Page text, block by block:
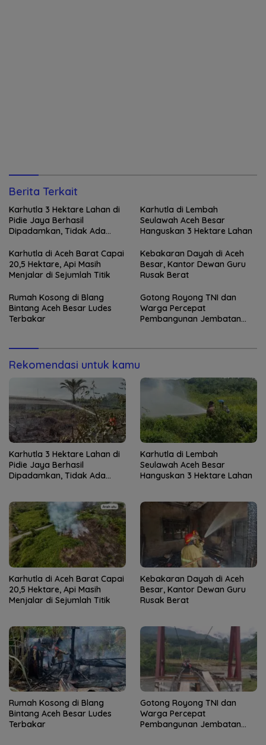
Berita Terkait
Karhutla 3 Hektare Lahan di
Pidie Jaya Berhasil
Dipadamkan, Tidak Ada
Karhutla di Lembah
Seulawah Aceh Besar
Hanguskan 3 Hektare Lahan
Karhutla di Aceh Barat Capai
20,5 Hektare, Api Masih
Menjalar di Sejumlah Titik
Kebakaran Dayah di Aceh
Besar, Kantor Dewan Guru
Rusak Berat
Rumah Kosong di Blang
Bintang Aceh Besar Ludes
Terbakar
Gotong Royong TNI dan
Warga Percepat
Pembangunan Jembatan
Rekomendasi untuk kamu
Karhutla 3 Hektare Lahan di
Pidie Jaya Berhasil
Dipadamkan, Tidak Ada
Karhutla di Lembah
Seulawah Aceh Besar
Hanguskan 3 Hektare Lahan
Karhutla di Aceh Barat Capai
20,5 Hektare, Api Masih
Menjalar di Sejumlah Titik
Kebakaran Dayah di Aceh
Besar, Kantor Dewan Guru
Rusak Berat
Rumah Kosong di Blang
Bintang Aceh Besar Ludes
Terbakar
Gotong Royong TNI dan
Warga Percepat
Pembangunan Jembatan